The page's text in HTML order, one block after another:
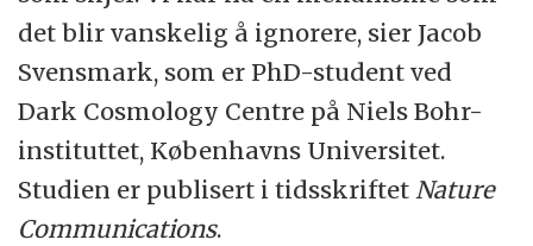
det blir vanskelig å ignorere, sier Jacob
Svensmark, som er PhD-student ved
Dark Cosmology Centre på Niels Bohr-
instituttet, Københavns Universitet.
Studien er publisert i tidsskriftetNature
Communications.